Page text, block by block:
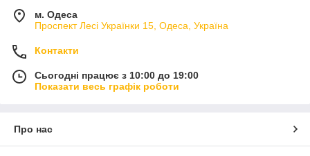
Замовлення поворотних кулаків для
мікроавтобусів Mercedes
Компанія Autofirst пропонує найбільш вигідні торгівельні
умови для придбання високоякісних внутрішніх і зовнішніх
перевірку, і ви можете бути впевнені в їх високій якості.
м. Одеса
Проспект Лесі Українки 15, Одеса, Україна
Контакти
Сьогодні працює з 10:00 до 19:00
Показати весь графік роботи
Про нас